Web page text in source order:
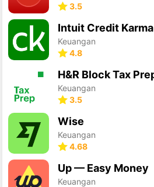
3.5
Intuit Credit Karma
Keuangan
4.8
Keuangan
3.5
Wise
Keuangan
4.68
Up — Easy Money
Keuangan